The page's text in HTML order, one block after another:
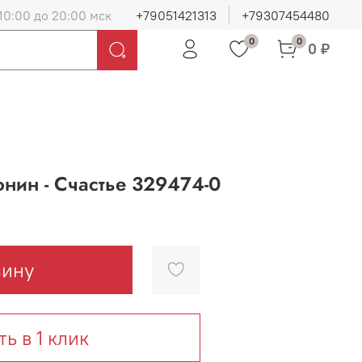
до 20:00 мск +79051421313 +79307454480
0 0 0 ₽
- Счастье 329474-0
в 1 клик